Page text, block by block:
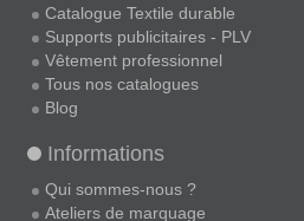
Catalogue Textile durable
Supports publicitaires - PLV
Vêtement professionnel
Tous nos catalogues
Blog
Informations
Qui sommes-nous ?
Ateliers de marquage